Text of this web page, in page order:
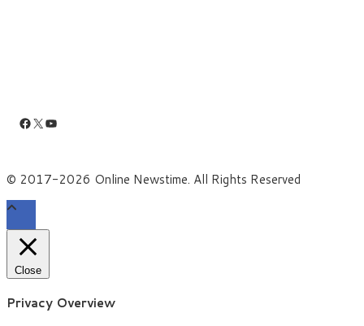
Facebook
X YouTube
© 2017-2026 Online Newstime. All Rights Reserved
Close
Privacy Overview